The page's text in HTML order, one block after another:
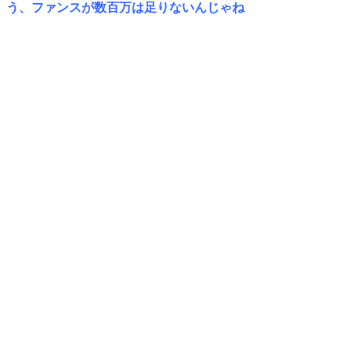
う、ファンスが数百万は足りないんじゃね